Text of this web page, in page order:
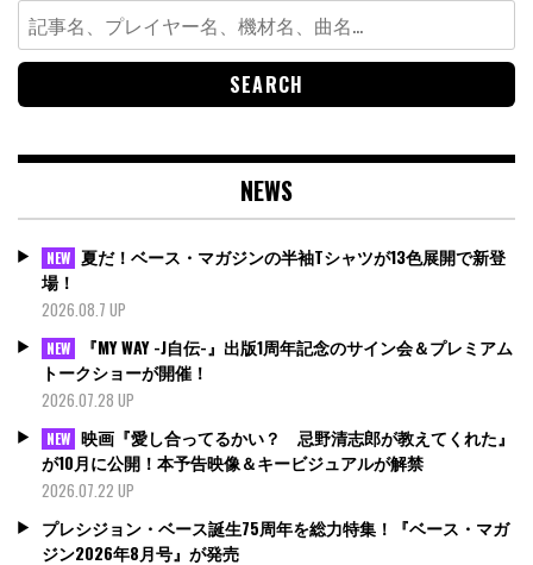
Search
for:
NEWS
NEW 夏だ！ベース・マガジンの半袖Tシャツが13色展開で新登
場！
2026.08.7 UP
NEW
『MY WAY -J自伝-』出版1周年記念のサイン会＆プレミアム
トークショーが開催！
2026.07.28 UP
NEW 映画『愛し合ってるかい？ 忌野清志郎が教えてくれた』
が10月に公開！本予告映像＆キービジュアルが解禁
2026.07.22 UP
プレシジョン・ベース誕生75周年を総力特集！『ベース・マガ
ジン2026年8月号』が発売